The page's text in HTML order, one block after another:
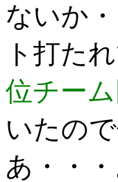
ないか
ト打た
位チー
いたの
あ・・・